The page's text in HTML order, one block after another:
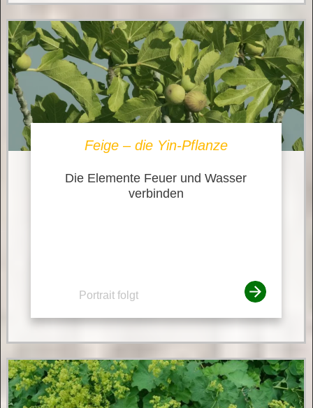
Feige – die Yin-Pflanze
Die Elemente Feuer und Wasser
verbinden
Portrait folgt